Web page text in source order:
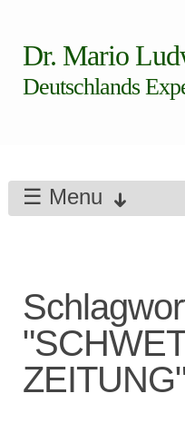
Dr. Mario
Deutschlands
☰ Menu